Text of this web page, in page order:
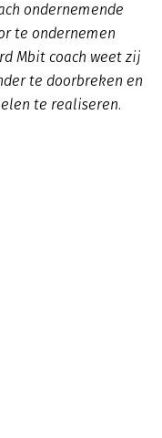
ondernemende
te ondernemen
Mbit coach weet zij
te doorbreken en
te realiseren.